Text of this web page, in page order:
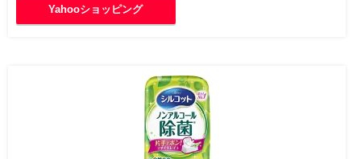
Yahooショッピング